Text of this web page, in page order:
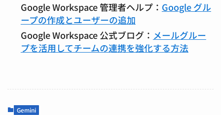
Google Workspace 管理者ヘルプ： Google グル
ープの作成とユーザーの追加
Google Workspace 公式ブログ： メールグルー
プを活用してチームの連携を強化する方法
Gemini